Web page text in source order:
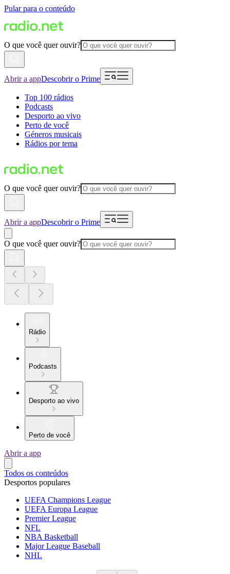
Pular para o conteúdo
O que você quer ouvir?
Abrir a appDescobrir o Prime
Top 100 rádios
Podcasts
Desporto ao vivo
Perto de você
Géneros musicais
Rádios por tema
O que você quer ouvir?
Abrir a appDescobrir o Prime
O que você quer ouvir?
Rádio
Podcasts
Desporto ao vivo
Perto de você
Abrir a app
Todos os conteúdos
Desportos populares
UEFA Champions League
UEFA Europa League
Premier League
NFL
NBA Basketball
Major League Baseball
NHL